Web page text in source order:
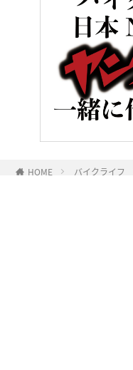
HOME バイクライフ